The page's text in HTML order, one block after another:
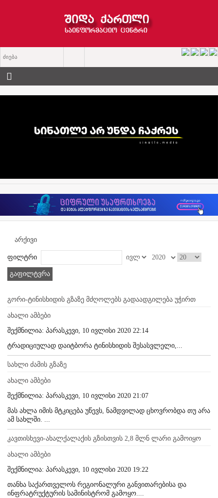
არქივი
ფილტრი
გაფილტვრა
გორი-ტინისხიდის გზაზე მძღოლებს გადაადგილება უჭირთ
ახალი ამბები
შექმნილია: პარასკევი, 10 ივლისი 2020 22:14
ტრადიციულად დაიტბორა ტინისხიდის შესასვლელი,...
სახლი ძამის გზაზე
ახალი ამბები
შექმნილია: პარასკევი, 10 ივლისი 2020 21:07
მას ახლა იმის მტკიცება უწევს, ნამდვილად ცხოვრობდა თუ არა
ამ სახლში. ...
კავთისხევი-ახალქალაქის გზისთვის 2,8 მლნ ლარი გამოიყო
ახალი ამბები
შექმნილია: პარასკევი, 10 ივლისი 2020 19:22
თანხა საქართველოს რეგიონალური განვითარებისა და
ინფრატრუქტურის სამინისტრომ გამოყო....